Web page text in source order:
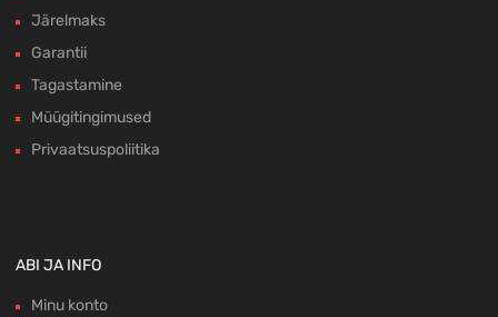
Järelmaks
Garantii
Tagastamine
Müügitingimused
Privaatsuspoliitika
ABI JA INFO
Minu konto